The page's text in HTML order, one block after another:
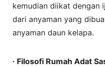
kemudian diikat dengan
dari anyaman yang
anyaman daun kelapa.
· Filosofi Rumah Adat